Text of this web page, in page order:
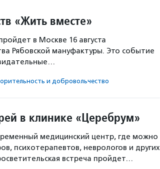
«Жить вместе»
в Москве 16 августа
Рябовской мануфактуры. Это событие
и доброволь­чест­во
в клинике «Церебрум»
медицинский центр, где можно
психотерапевтов, неврологов и других
встреча пройдет…